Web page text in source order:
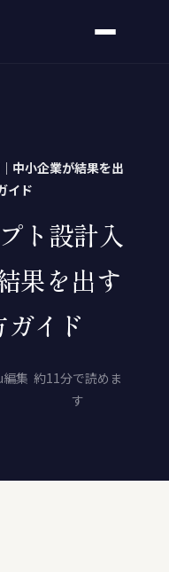
中小企業が結果を出
イド
ト設計入
果を出す
イド
集 約11分で読めま
す